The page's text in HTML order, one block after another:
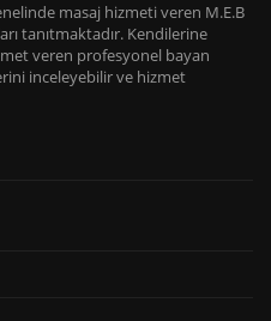
masaj hizmeti veren M.E.B
tanıtmaktadır. Kendilerine
veren profesyonel bayan
inceleyebilir ve hizmet